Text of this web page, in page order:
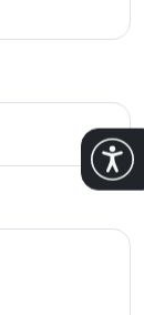
Abrir